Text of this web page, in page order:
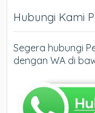
Hubungi Kami
Segera hubungi
dengan WA di